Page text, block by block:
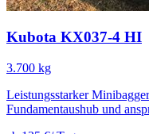
Kubota KX037-4 HI
3.700 kg
Leistungsstarker
Fundamentaushub und